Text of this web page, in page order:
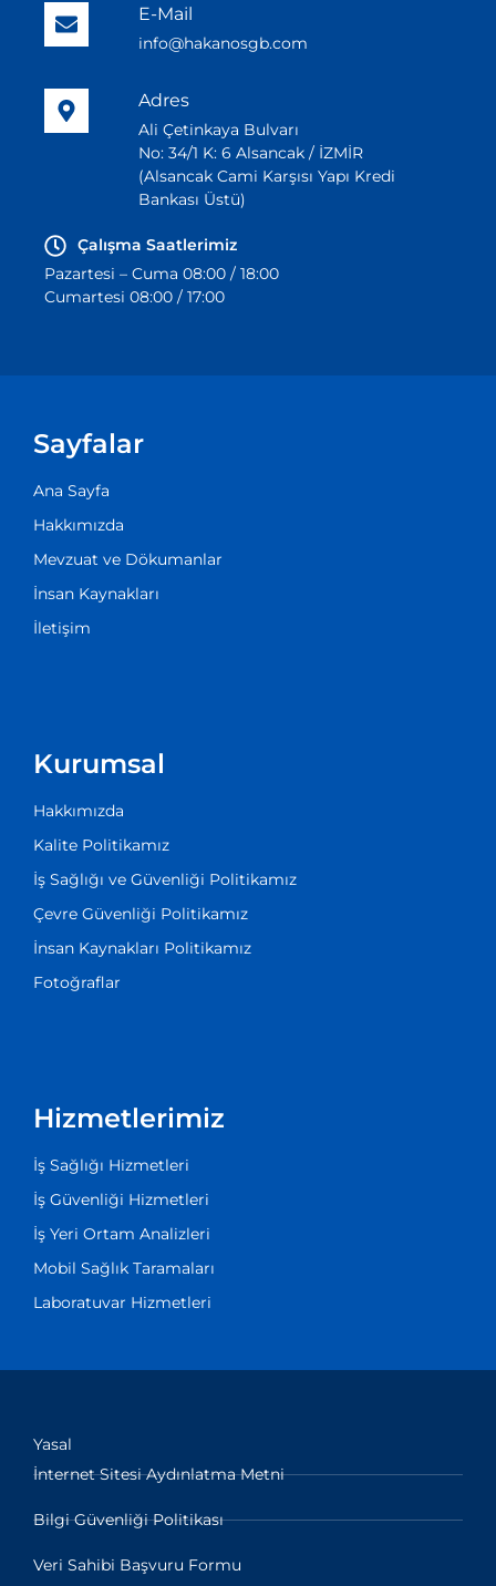
E-Mail
info@hakanosgb.com
Adres
Ali Çetinkaya Bulvarı
No: 34/1 K: 6 Alsancak / İZMİR
(Alsancak Cami Karşısı Yapı Kredi
Bankası Üstü)
Çalışma Saatlerimiz
Pazartesi – Cuma 08:00 / 18:00
Cumartesi 08:00 / 17:00
Sayfalar
Ana Sayfa
Hakkımızda
Mevzuat ve Dökumanlar
İnsan Kaynakları
İletişim
Kurumsal
Hakkımızda
Kalite Politikamız
İş Sağlığı ve Güvenliği Politikamız
Çevre Güvenliği Politikamız
İnsan Kaynakları Politikamız
Fotoğraflar
Hizmetlerimiz
İş Sağlığı Hizmetleri
İş Güvenliği Hizmetleri
İş Yeri Ortam Analizleri
Mobil Sağlık Taramaları
Laboratuvar Hizmetleri
Yasal
İnternet Sitesi Aydınlatma Metni
Bilgi Güvenliği Politikası
Veri Sahibi Başvuru Formu